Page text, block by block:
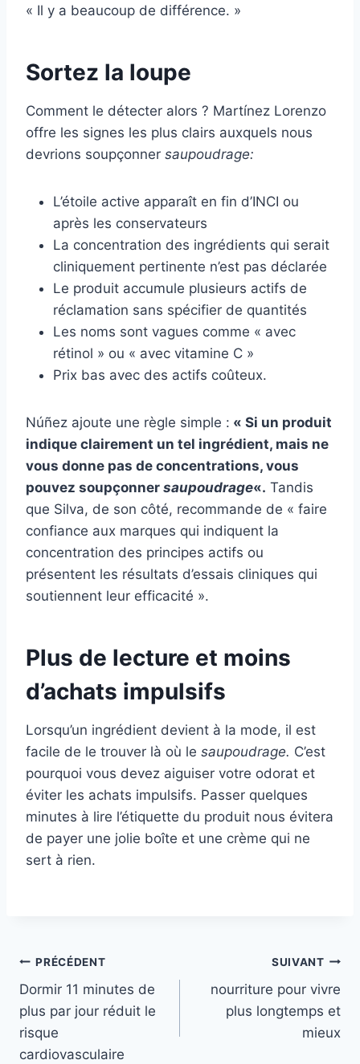
« Il y a beaucoup de différence. »
Sortez la loupe
Comment le détecter alors ? Martínez Lorenzo
offre les signes les plus clairs auxquels nous
devrions soupçonner saupoudrage:
L’étoile active apparaît en fin d’INCI ou
après les conservateurs
La concentration des ingrédients qui serait
cliniquement pertinente n’est pas déclarée
Le produit accumule plusieurs actifs de
réclamation sans spécifier de quantités
Les noms sont vagues comme « avec
rétinol » ou « avec vitamine C »
Prix ​​bas avec des actifs coûteux.
Núñez ajoute une règle simple : « Si un produit
indique clairement un tel ingrédient, mais ne
vous donne pas de concentrations, vous
pouvez soupçonner saupoudrage«. Tandis
que Silva, de son côté, recommande de « faire
confiance aux marques qui indiquent la
concentration des principes actifs ou
présentent les résultats d’essais cliniques qui
soutiennent leur efficacité ».
Plus de lecture et moins
d’achats impulsifs
Lorsqu’un ingrédient devient à la mode, il est
facile de le trouver là où le saupoudrage. C’est
pourquoi vous devez aiguiser votre odorat et
éviter les achats impulsifs. Passer quelques
minutes à lire l’étiquette du produit nous évitera
de payer une jolie boîte et une crème qui ne
sert à rien.
Navigation
de
l’article
PRÉCÉDENT
Dormir 11 minutes de
plus par jour réduit le
risque
cardiovasculaire
SUIVANT
nourriture pour vivre
plus longtemps et
mieux